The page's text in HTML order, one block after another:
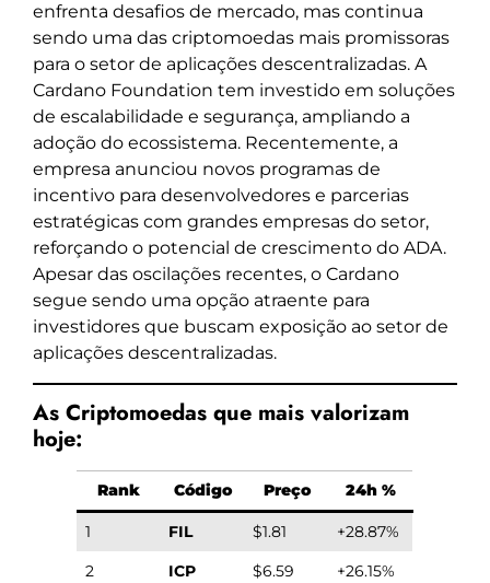
enfrenta desafios de mercado, mas continua
sendo uma das criptomoedas mais promissoras
para o setor de aplicações descentralizadas. A
Cardano Foundation tem investido em soluções
de escalabilidade e segurança, ampliando a
adoção do ecossistema. Recentemente, a
empresa anunciou novos programas de
incentivo para desenvolvedores e parcerias
estratégicas com grandes empresas do setor,
reforçando o potencial de crescimento do ADA.
Apesar das oscilações recentes, o Cardano
segue sendo uma opção atraente para
investidores que buscam exposição ao setor de
aplicações descentralizadas.
As Criptomoedas que mais valorizam
hoje:
Rank Código Preço 24h %
1 FIL $1.81
+28.87%
2
ICP $6.59
+26.15%